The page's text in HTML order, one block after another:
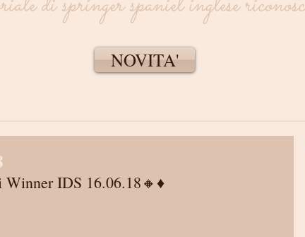
NOVITA'
Winner IDS 16.06.18🔸♦️